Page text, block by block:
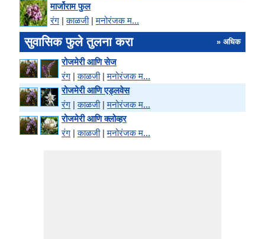
मार्जोराम फुल
रंग |काळजी|मनोरंजक म...
सुवासिक फुले तुलना करा » अधिक
रोजमेरी आणि सेज
रंग |काळजी|मनोरंजक म...
रोजमेरी आणि एड्लवेस
रंग |काळजी|मनोरंजक म...
रोजमेरी आणि क्लोव्हर
रंग |काळजी|मनोरंजक म...